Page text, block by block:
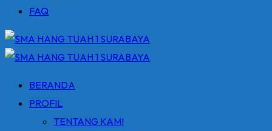
FAQ
BERANDA
PROFIL
TENTANG KAMI